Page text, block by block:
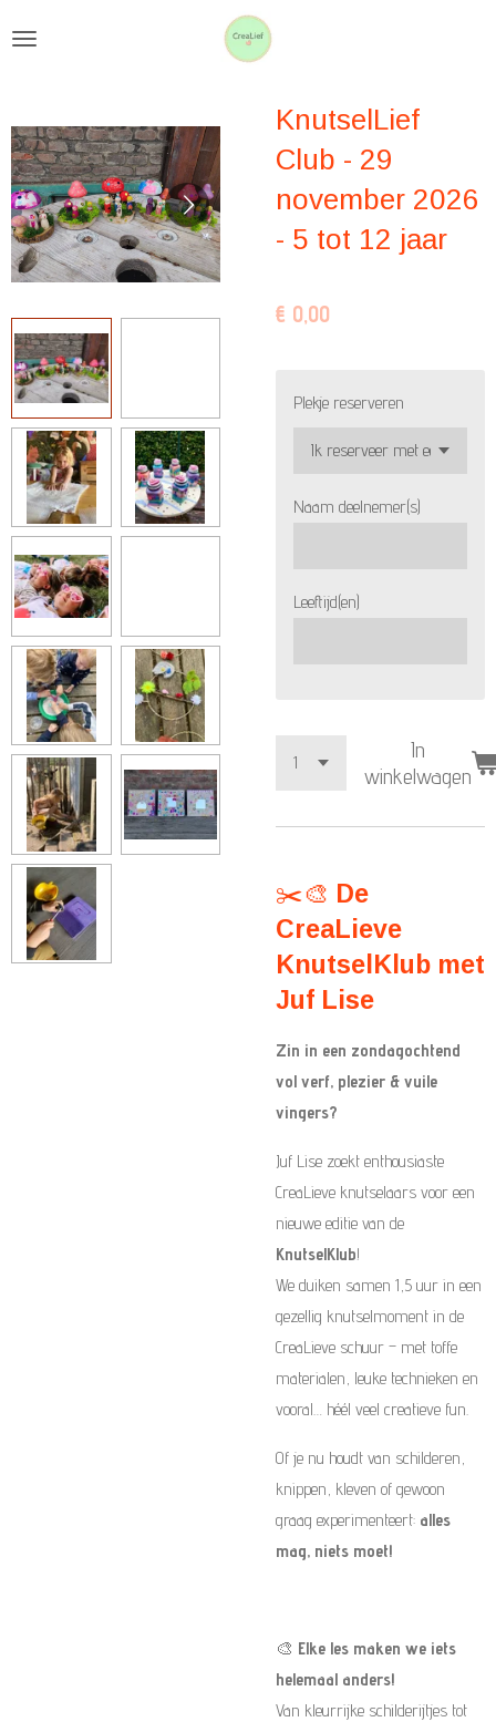
hoofdinhoud
KnutselLief
Club - 29
november 2026
- 5 tot 12 jaar
€ 0,00
Plekje reserveren
Naam deelnemer(s)
Leeftijd(en)
In
winkelwagen
✂️🎨 De
CreaLieve
KnutselKlub met
Juf Lise
Zin in een zondagochtend
vol verf, plezier & vuile
vingers?
Juf Lise zoekt enthousiaste
CreaLieve knutselaars voor een
nieuwe editie van de
KnutselKlub!
We duiken samen 1,5 uur in een
gezellig knutselmoment in de
CreaLieve schuur – met toffe
materialen, leuke technieken en
vooral… héél veel creatieve fun.
Of je nu houdt van schilderen,
knippen, kleven of gewoon
graag experimenteert: alles
mag, niets moet!
🎨 Elke les maken we iets
helemaal anders!
Van kleurrijke schilderijtjes tot